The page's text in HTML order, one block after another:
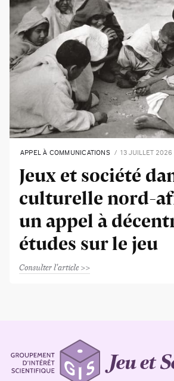
APPEL À COMMUNICATIONS 13 JUILLET 2026
Jeux et société
culturelle nord-
un appel à
études sur le jeu
Consulter l'article